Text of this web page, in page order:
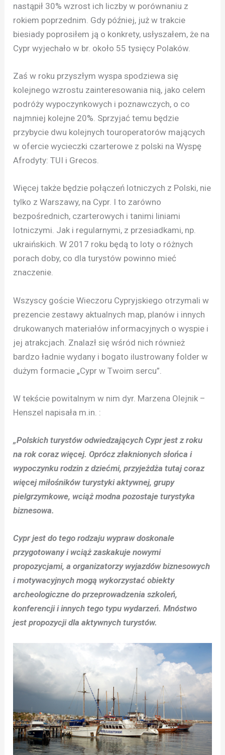
nastąpił 30% wzrost ich liczby w porównaniu z
rokiem poprzednim. Gdy później, już w trakcie
biesiady poprosiłem ją o konkrety, usłyszałem, że na
Cypr wyjechało w br. około 55 tysięcy Polaków.
Zaś w roku przyszłym wyspa spodziewa się
kolejnego wzrostu zainteresowania nią, jako celem
podróży wypoczynkowych i poznawczych, o co
najmniej kolejne 20%. Sprzyjać temu będzie
przybycie dwu kolejnych touroperatorów mających
w ofercie wycieczki czarterowe z polski na Wyspę
Afrodyty: TUI i Grecos.
Więcej także będzie połączeń lotniczych z Polski, nie
tylko z Warszawy, na Cypr. I to zarówno
bezpośrednich, czarterowych i tanimi liniami
lotniczymi. Jak i regularnymi, z przesiadkami, np.
ukraińskich. W 2017 roku będą to loty o różnych
porach doby, co dla turystów powinno mieć
znaczenie.
Wszyscy goście Wieczoru Cypryjskiego otrzymali w
prezencie zestawy aktualnych map, planów i innych
drukowanych materiałów informacyjnych o wyspie i
jej atrakcjach. Znalazł się wśród nich również
bardzo ładnie wydany i bogato ilustrowany folder w
dużym formacie „Cypr w Twoim sercu”.
W tekście powitalnym w nim dyr. Marzena Olejnik –
Henszel napisała m.in. :
„Polskich turystów odwiedzających Cypr jest z roku
na rok coraz więcej. Oprócz złaknionych słońca i
wypoczynku rodzin z dziećmi, przyjeżdża tutaj coraz
więcej miłośników turystyki aktywnej, grupy
pielgrzymkowe, wciąż modna pozostaje turystyka
biznesowa.
Cypr jest do tego rodzaju wypraw doskonale
przygotowany i wciąż zaskakuje nowymi
propozycjami, a organizatorzy wyjazdów biznesowych
i motywacyjnych mogą wykorzystać obiekty
archeologiczne do przeprowadzenia szkoleń,
konferencji i innych tego typu wydarzeń. Mnóstwo
jest propozycji dla aktywnych turystów.